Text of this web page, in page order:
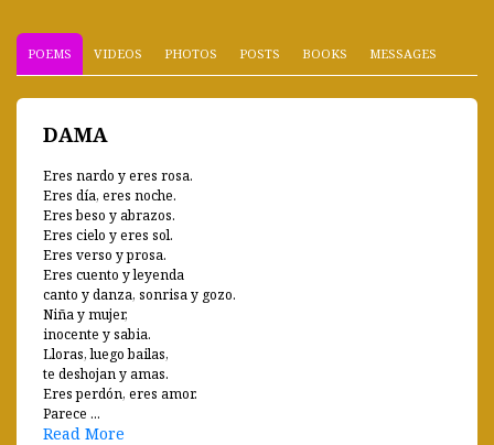
POEMS VIDEOS PHOTOS POSTS BOOKS MESSAGES
DAMA
Eres nardo y eres rosa.
Eres día, eres noche.
Eres beso y abrazos.
Eres cielo y eres sol.
Eres verso y prosa.
Eres cuento y leyenda
canto y danza, sonrisa y gozo.
Niña y mujer,
inocente y sabia.
Lloras, luego bailas,
te deshojan y amas.
Eres perdón, eres amor.
Parece ...
Read More